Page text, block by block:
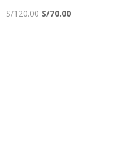
S/120.00 El
S/70.00El